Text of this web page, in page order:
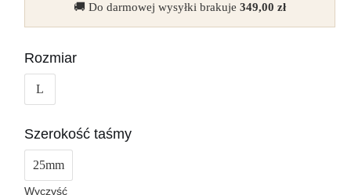
🚚 Do darmowej wysyłki brakuje349,00zł
Rozmiar
L
Szerokość taśmy
25mm
Wyczyść